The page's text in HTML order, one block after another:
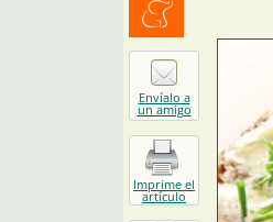
Menéalo
Envíalo a
un amigo
Imprime el
artículo